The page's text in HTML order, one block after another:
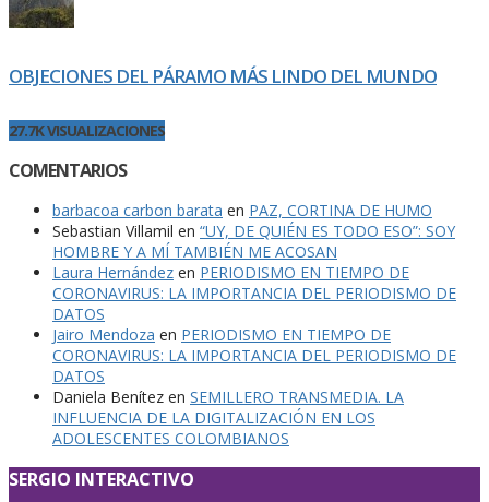
OBJECIONES DEL PÁRAMO MÁS LINDO DEL MUNDO
27.7K VISUALIZACIONES
COMENTARIOS
barbacoa carbon barata en PAZ, CORTINA DE HUMO
Sebastian Villamil en “UY, DE QUIÉN ES TODO ESO”: SOY
HOMBRE Y A MÍ TAMBIÉN ME ACOSAN
Laura Hernández en PERIODISMO EN TIEMPO DE
CORONAVIRUS: LA IMPORTANCIA DEL PERIODISMO DE
DATOS
Jairo Mendoza en PERIODISMO EN TIEMPO DE
CORONAVIRUS: LA IMPORTANCIA DEL PERIODISMO DE
DATOS
Daniela Benítez en SEMILLERO TRANSMEDIA. LA
INFLUENCIA DE LA DIGITALIZACIÓN EN LOS
ADOLESCENTES COLOMBIANOS
SERGIO INTERACTIVO